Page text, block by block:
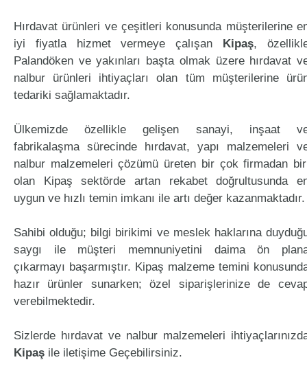
Hırdavat ürünleri ve çeşitleri konusunda müşterilerine
iyi fiyatla hizmet vermeye çalışan Kipaş,
Palandöken ve yakınları başta olmak üzere hırdavat
nalbur ürünleri ihtiyaçları olan tüm müşterilerine
tedariki sağlamaktadır.
Ülkemizde özellikle gelişen sanayi, inşaat
fabrikalaşma sürecinde hırdavat, yapı malzemeleri
nalbur malzemeleri çözümü üreten bir çok firmadan
olan Kipaş sektörde artan rekabet doğrultusunda
uygun ve hızlı temin imkanı ile artı değer kazanmaktadır.
Sahibi olduğu; bilgi birikimi ve meslek haklarına
saygı ile müşteri memnuniyetini daima ön
çıkarmayı başarmıştır. Kipaş malzeme temini
hazır ürünler sunarken; özel siparişlerinize de
verebilmektedir.
Sizlerde hırdavat ve nalbur malzemeleri
Kipaş ile iletişime Geçebilirsiniz.